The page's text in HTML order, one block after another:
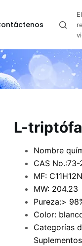
L-
Nombre
CAS
MF:
MW: 204.23
Pureza:>
Color:
Categorías